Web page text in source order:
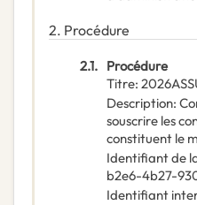
2. Procédure
2.1. Procédure
Titre:
Description:
souscrire les
constituent le
Identifiant de
b2e6-4b27-
Identifiant